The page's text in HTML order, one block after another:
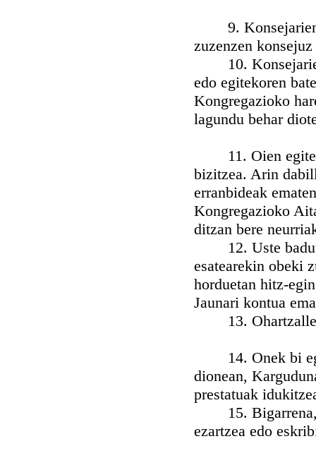
9. Konsejarien
zuzenzen
10. Konsejarien
edo egitekoren
Kongregazioko
lagundu behar
11. Oien
bizitzea. Arin
erranbideak
Kongregazioko
ditzan bere
12. Uste
esatearekin obeki
horduetan hitz-
Jaunari kontua
13. Ohartzalle
14. Onek bi
dionean,
prestatuak
15. Bigarrena,
ezartzea edo